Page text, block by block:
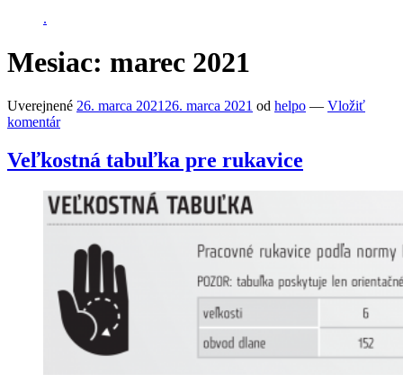
.
Mesiac: marec 2021
Uverejnené 26. marca 202126. marca 2021 od helpo — Vložiť
komentár
Veľkostná tabuľka pre rukavice